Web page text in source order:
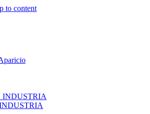
to content
INDUSTRIA